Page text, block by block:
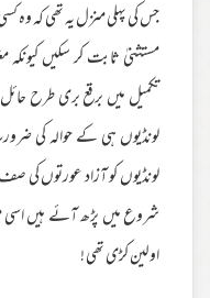
جس کی پہلی منزل یہ تھی کہ
مستثنیٰ ثابت کر سکیں
تکمیل میں برقع بری طرح
لونڈیوں ہی کے حوالہ کی
لونڈیوں کو آزاد عورتوں کی
شروع میں پڑھ آئے ہیں
اولین کڑی تھی !